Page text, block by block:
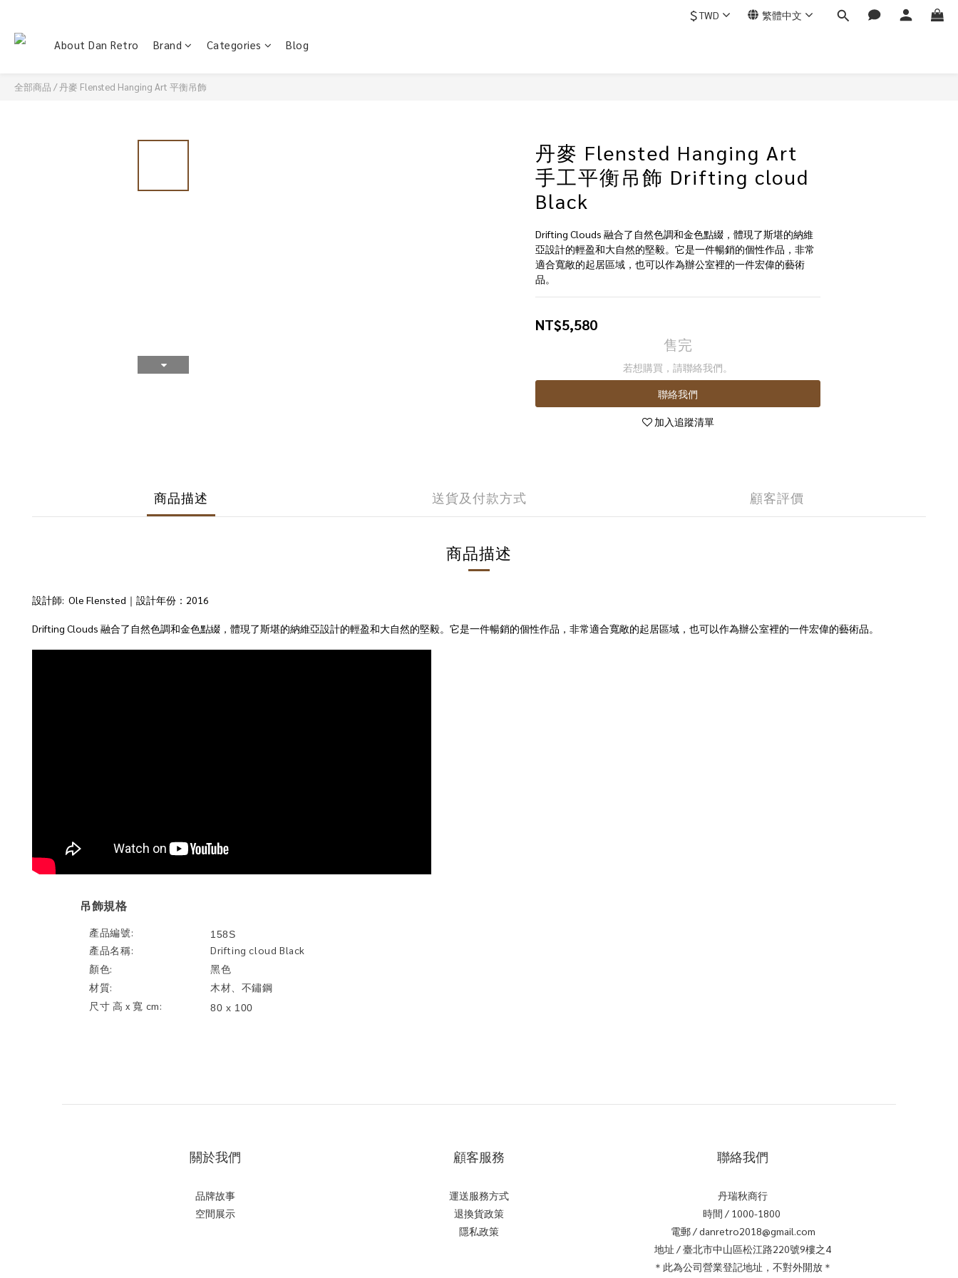
$TWD 繁體中文
About Dan Retro Brand Categories Blog
全部商品 /丹麥 Flensted Hanging Art 平衡吊飾
丹麥 Flensted Hanging Art
手工平衡吊飾 Drifting cloud
Black
Drifting Clouds 融合了自然色調和金色點綴，體現了斯堪的納維
亞設計的輕盈和大自然的堅毅。它是一件暢銷的個性作品，非常
適合寬敞的起居區域，也可以作為辦公室裡的一件宏偉的藝術
品。
NT$5,580
售完
若想購買，請聯絡我們。
聯絡我們
加入追蹤清單
商品描述 送貨及付款方式 顧客評價
商品描述
設計師: Ole Flensted｜設計年份：2016
Drifting Clouds 融合了自然色調和金色點綴，體現了斯堪的納維亞設計的輕盈和大自然的堅毅。它是一件暢銷的個性作品，非常適合寬敞的起居區域，也可以作為辦公室裡的一件宏偉的藝術品。
吊飾規格
產品編號: 158S
產品名稱:
Drifting cloud Black
顏色:
黑色
材質:
木材、不鏽鋼
尺寸 高 x 寬 cm:
80 x 100
關於我們
品牌故事
空間展示
顧客服務
運送服務方式
退換貨政策
隱私政策
聯絡我們
丹瑞秋商行
時間 / 1000-1800
電郵 / danretro2018@gmail.com
地址 / 臺北市中山區松江路220號9樓之4
＊此為公司營業登記地址，不對外開放＊